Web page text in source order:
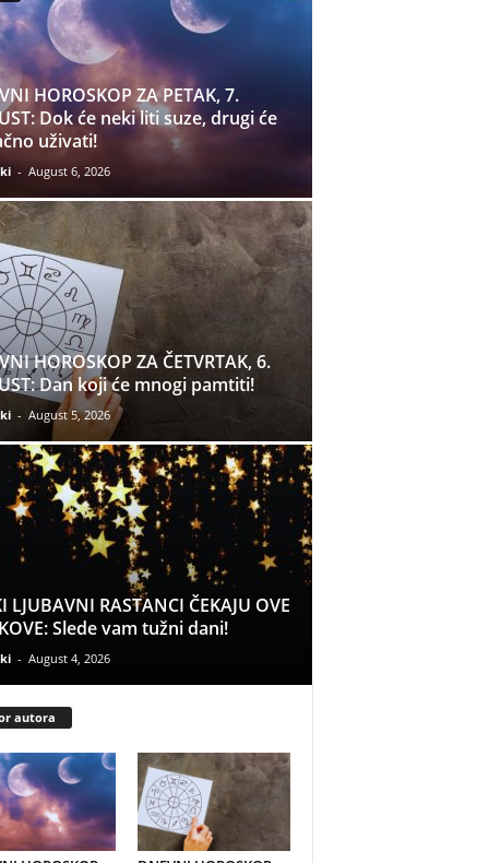
HOROSKOP ZA PETAK, 7.
Dok će neki liti suze, drugi će
uživati!
- August 6, 2026
HOROSKOP ZA ČETVRTAK, 6.
Dan koji će mnogi pamtiti!
- August 5, 2026
LJUBAVNI RASTANCI ČEKAJU OVE
Slede vam tužni dani!
- August 4, 2026
autora